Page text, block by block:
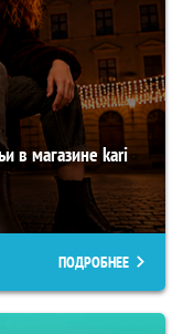
в магазине kari
ПОДРОБНЕЕ